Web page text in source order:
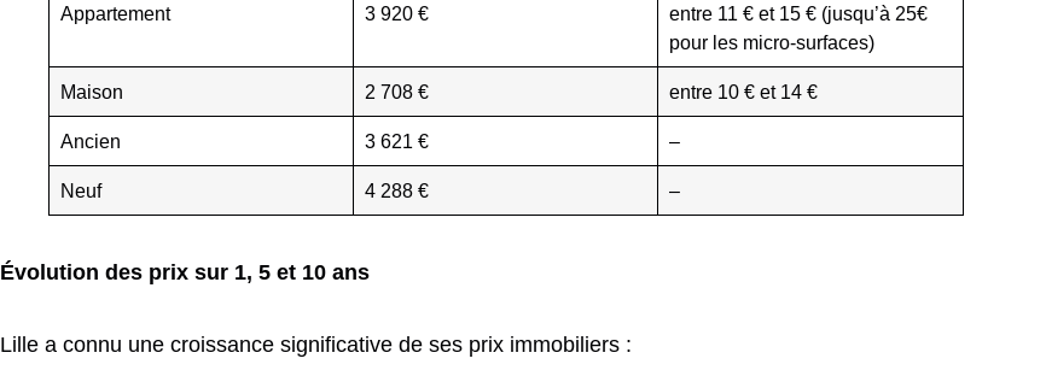
Appartement 3 920 €
entre 11 € et 15 € (jusqu’à 25€
pour les micro-surfaces)
Maison 2 708 € entre 10 € et 14 €
Ancien 3 621 € –
Neuf 4 288 € –
Évolution des prix sur 1, 5 et 10 ans
Lille a connu une croissance significative de ses prix immobiliers :